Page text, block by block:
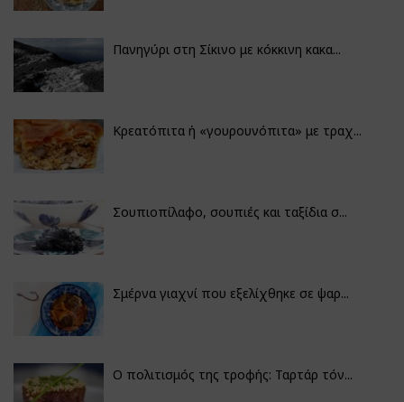
Πανηγύρι στη Σίκινο με κόκκινη κακα...
Κρεατόπιτα ή «γουρουνόπιτα» με τραχ...
Σουπιοπίλαφο, σουπιές και ταξίδια σ...
Σμέρνα γιαχνί που εξελίχθηκε σε ψαρ...
Ο πολιτισμός της τροφής: Ταρτάρ τόν...